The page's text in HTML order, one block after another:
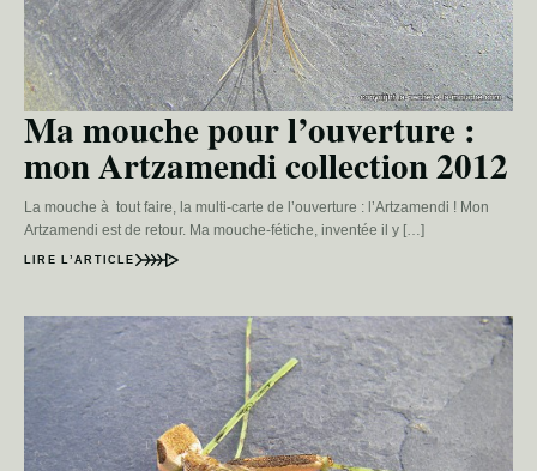
Ma mouche pour l’ouverture :
mon Artzamendi collection 2012
La mouche à tout faire, la multi-carte de l’ouverture : l’Artzamendi ! Mon
Artzamendi est de retour. Ma mouche-fétiche, inventée il y […]
LIRE L’ARTICLE